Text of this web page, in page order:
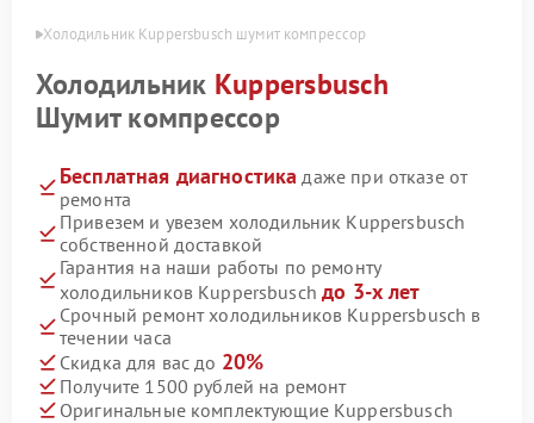
Холодильник Kuppersbusch шумит компрессор
Холодильник Kuppersbusch
Шумит компрессор
Бесплатная диагностика даже при отказе от
ремонта
Привезем и увезем холодильник Kuppersbusch
собственной доставкой
Гарантия на наши работы по ремонту
холодильников Kuppersbuschдо 3-х лет
Срочный ремонт холодильников Kuppersbusch в
течении часа
Скидка для вас до 20%
Получите 1500 рублей на ремонт
Оригинальные комплектующие Kuppersbusch